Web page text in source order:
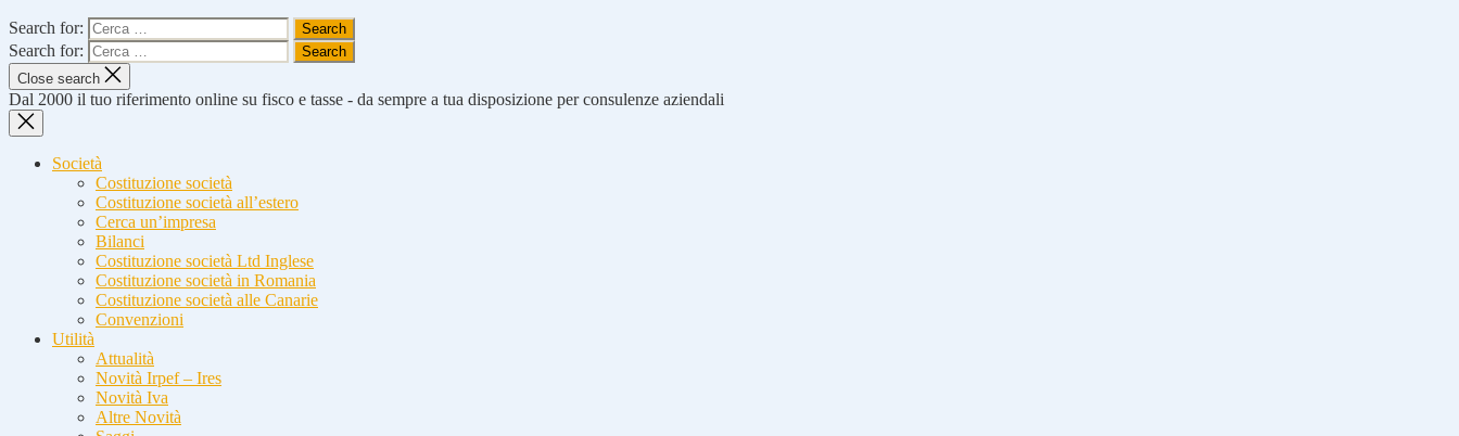
Search for:
Search for:
Close search
Dal 2000 il tuo riferimento online su fisco e tasse - da sempre a tua disposizione per consulenze aziendali
Società
Costituzione società
Costituzione società all’estero
Cerca un’impresa
Bilanci
Costituzione società Ltd Inglese
Costituzione società in Romania
Costituzione società alle Canarie
Convenzioni
Utilità
Attualità
Novità Irpef – Ires
Novità Iva
Altre Novità